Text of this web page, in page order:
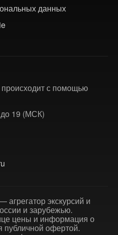
данных
происходит с помощью
до 19 (МСК)
экскурсий и
и зарубежью.
цены и информация о
публичной офертой.